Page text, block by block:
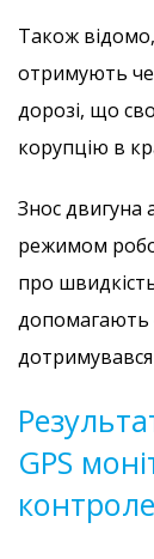
Також
отримують
дорозі, що
корупцію в
Знос двигуна
режимом
про
допомагають
GPS